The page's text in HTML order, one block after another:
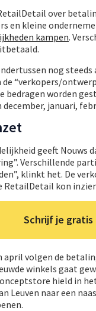
over
en kleine
kampen.
nog
“verkopers/
bedragen worden
december, januari,
geeft
Verschillende
klinkt het. De
RetailDetail kon
Schrijf je
april volgen de
winkels gaat
hield in
Leuven naar een